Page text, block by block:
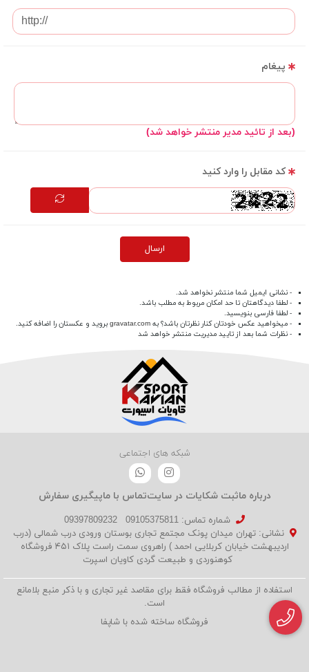
پیغام
(بعد از تائید مدیر منتشر خواهد شد)
کد مقابل را وارد کنید
ارسال
- نشانی ایمیل شما منتشر نخواهد شد.
- لطفا دیدگاهتان تا حد امکان مربوط به مطلب باشد.
- لطفا فارسی بنویسید.
- میخواهید عکس خودتان کنار نظرتان باشد؟ به gravatar.com بروید و عکستان را اضافه کنید.
- نظرات شما بعد از تایید مدیریت منتشر خواهد شد
شبکه های اجتماعی
درباره ماثبت شکایات در سایتتماس با ماپیگیری سفارش
شماره تماس‌: 09105375811
09397809232
نشانی: تهران میدان پونک مجتمع تجاری بوستان ورودی درب شمالی (درب
اردیبهشت خیابان کربلایی احمد ) راهروی سمت راست پلاک ۴۵۱ فروشگاه
کوهنوردی و طبیعت گردی کاویان اسپرت
استفاده از مطالب فروشگاه فقط برای مقاصد غیر تجاری و با ذکر منبع بلامانع
است.
فروشگاه ساخته شده با شاپفا